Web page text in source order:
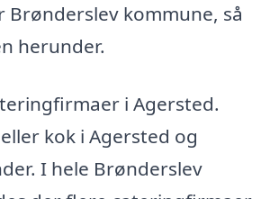
Brønderslev kommune, så
herunder.
i Agersted.
kok i Agersted og
I hele Brønderslev